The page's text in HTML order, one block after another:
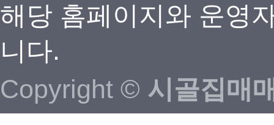
해당 홈페이지와 운영
니다.
Copyright © 시골집매